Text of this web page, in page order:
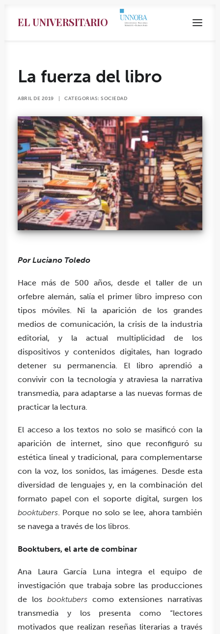
EL UNIVERSITARIO
Search
La fuerza del libro
ABRIL DE 2019 CATEGORIAS: SOCIEDAD
Por Luciano Toledo
Hace más de 500 años, desde el taller de un
orfebre alemán, salía el primer libro impreso con
tipos móviles. Ni la aparición de los grandes
medios de comunicación, la crisis de la industria
editorial, y la actual multiplicidad de los
dispositivos y contenidos digitales, han logrado
detener su permanencia. El libro aprendió a
convivir con la tecnología y atraviesa la narrativa
transmedia, para adaptarse a las nuevas formas de
practicar la lectura.
El acceso a los textos no solo se masificó con la
aparición de internet, sino que reconfiguró su
estética lineal y tradicional, para complementarse
con la voz, los sonidos, las imágenes. Desde esta
diversidad de lenguajes y, en la combinación del
formato papel con el soporte digital, surgen los
booktubers . Porque no solo se lee, ahora también
se navega a través de los libros.
Booktubers, el arte de combinar
Ana Laura García Luna integra el equipo de
investigación que trabaja sobre las producciones
de los booktubers como extensiones narrativas
transmedia y los presenta como “lectores
motivados que realizan reseñas literarias a través